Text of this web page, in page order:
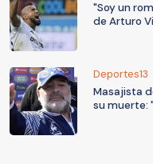
"Soy un
de Arturo
Deportes13
Masajista
su muerte: